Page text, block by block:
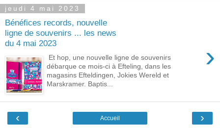
jeudi 4 mai 2023
Bénéfices records, nouvelle
ligne de souvenirs ... les news
du 4 mai 2023
›
Et hop, une nouvelle ligne de souvenirs
débarque ce mois-ci à Efteling, dans les
magasins Efteldingen, Jokies Wereld et
Marskramer. Baptis...
‹ ›
Accueil